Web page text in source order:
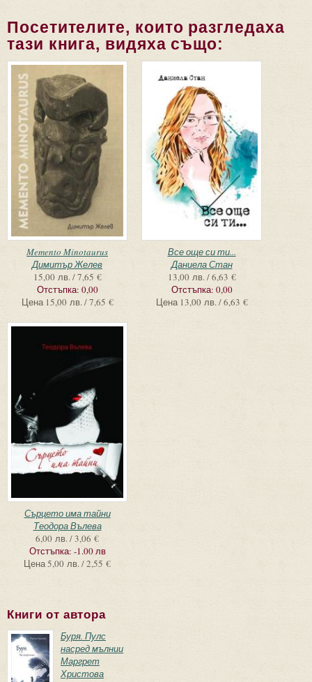
Посетителите, които разгледаха
тази книга, видяха също:
Memento Minotaurus
Димитър Желев
15,00 лв. / 7,65 €
Отстъпка: 0,00
Цена 15,00 лв. / 7,65 €
Все още си ти...
Даниела Стан
13,00 лв. / 6,63 €
Отстъпка: 0,00
Цена 13,00 лв. / 6,63 €
Сърцето има тайни
Теодора Вълева
6,00 лв. / 3,06 €
Отстъпка: -1.00 лв
Цена5,00 лв. / 2,55 €
Книги от автора
Буря. Пулс
насред мълнии
Маргрет
Христова